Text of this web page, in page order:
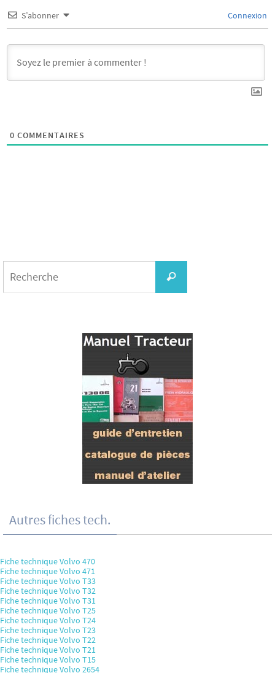
S’abonner Connexion
0 COMMENTAIRES
Recherche
Autres fiches tech.
Fiche technique Volvo 470
Fiche technique Volvo 471
Fiche technique Volvo T33
Fiche technique Volvo T32
Fiche technique Volvo T31
Fiche technique Volvo T25
Fiche technique Volvo T24
Fiche technique Volvo T23
Fiche technique Volvo T22
Fiche technique Volvo T21
Fiche technique Volvo T15
Fiche technique Volvo 2654